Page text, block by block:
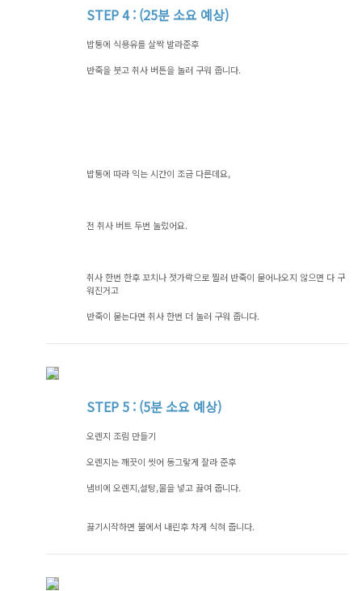
STEP4 : (25분 소요 예상)
밥통에 식용유를 살짝 발라준후
반죽을 붓고 취사 버튼을 눌러 구워 줍니다.
밥통에 따라 익는 시간이 조금 다른데요,
전 취사 버트 두번 눌렀어요.
취사 한번 한후 꼬치나 젓가락으로 찔러 반죽이 묻어나오지 않으면 다 구
워진거고
반죽이 묻는다면 취사 한번 더 눌러 구워 줍니다.
STEP5 : (5분 소요 예상)
오렌지 조림 만들기
오렌지는 깨끗이 씻어 동그랗게 잘라 준후
냄비에 오렌지,설탕,물을 넣고 끓여 줍니다.
끓기시작하면 불에서 내린후 차게 식혀 줍니다.